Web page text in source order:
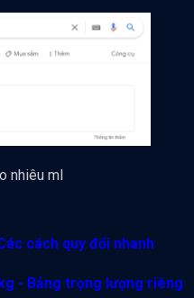
nhiêu ml
cách quy đổi nhanh
- Bảng trọng lượng riêng